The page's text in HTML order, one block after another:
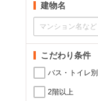
建物名
こだわり条件
バス・トイレ別
2階以上